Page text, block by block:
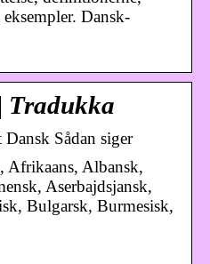
Dansk-
Tradukka
Sådan siger
Afrikaans, Albansk,
Aserbajdsjansk,
Bulgarsk, Burmesisk,